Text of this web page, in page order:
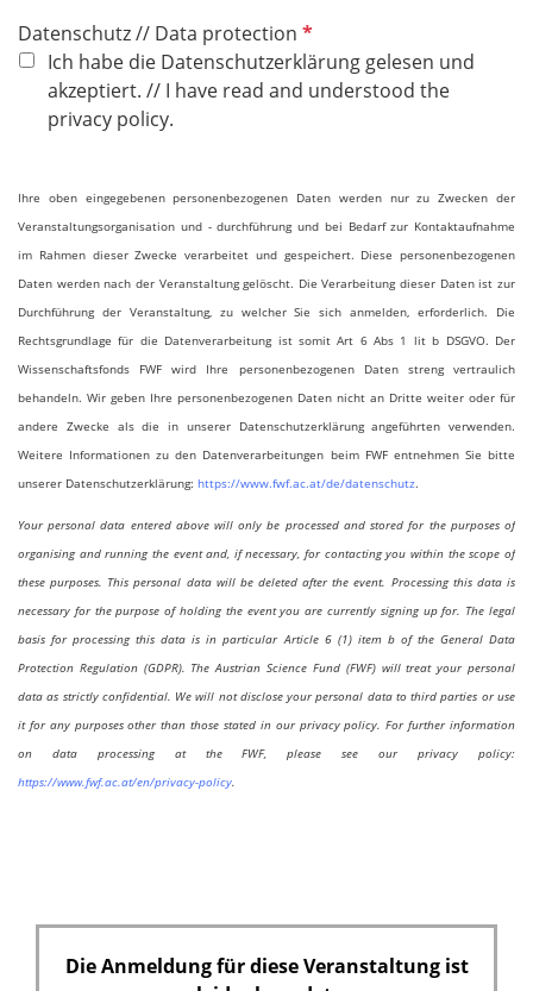
c
h
t
f
d
Datenschutz // Data protection P
f
l
t
f
e
l
d
Ich habe die Datenschutzerklärung gelesen und
akzeptiert. // I have read and understood the
privacy policy.
Ihre oben eingegebenen personenbezogenen Daten werden nur zu Zwecken der
Veranstaltungsorganisation und - durchführung und bei Bedarf zur Kontaktaufnahme
im Rahmen dieser Zwecke verarbeitet und gespeichert. Diese personenbezogenen
Daten werden nach der Veranstaltung gelöscht. Die Verarbeitung dieser Daten ist zur
Durchführung der Veranstaltung, zu welcher Sie sich anmelden, erforderlich. Die
Rechtsgrundlage für die Datenverarbeitung ist somit Art 6 Abs 1 lit b DSGVO. Der
Wissenschaftsfonds FWF wird Ihre personenbezogenen Daten streng vertraulich
behandeln. Wir geben Ihre personenbezogenen Daten nicht an Dritte weiter oder für
andere Zwecke als die in unserer Datenschutzerklärung angeführten verwenden.
Weitere Informationen zu den Datenverarbeitungen beim FWF entnehmen Sie bitte
unserer Datenschutzerklärung: https://www.fwf.ac.at/de/datenschutz.
Your personal data entered above will only be processed and stored for the purposes of
organising and running the event and, if necessary, for contacting you within the scope of
these purposes. This personal data will be deleted after the event. Processing this data is
necessary for the purpose of holding the event you are currently signing up for. The legal
basis for processing this data is in particular Article 6 (1) item b of the General Data
Protection Regulation (GDPR). The Austrian Science Fund (FWF) will treat your personal
data as strictly confidential. We will not disclose your personal data to third parties or use
it for any purposes other than those stated in our privacy policy. For further information
on data processing at the FWF, please see our privacy policy:
https://www.fwf.ac.at/en/privacy-policy.
Die Anmeldung für diese Veranstaltung ist